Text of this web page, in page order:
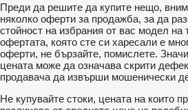
Преди да решите да купите нещо,
няколко оферти за продажба, за да
стойност на избрания от вас модел на
офертата, която сте си харесали е
оферти, не бързайте, помислете.
цената може да означава скрити
продавача да извърши мошенически
Не купувайте стоки, цената на които